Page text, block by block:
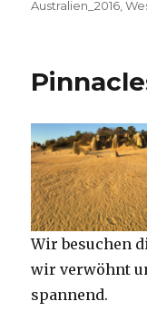
am
Australien_2016 ,
Wir besuchen
wir verwöhnt
spannend.